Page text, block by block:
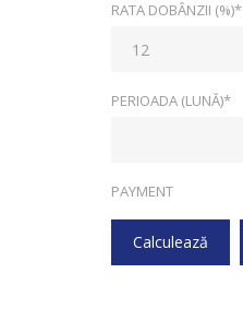
RATA DOBÂNZII (%)*
PERIOADA (LUNĂ)*
PAYMENT
Calculează